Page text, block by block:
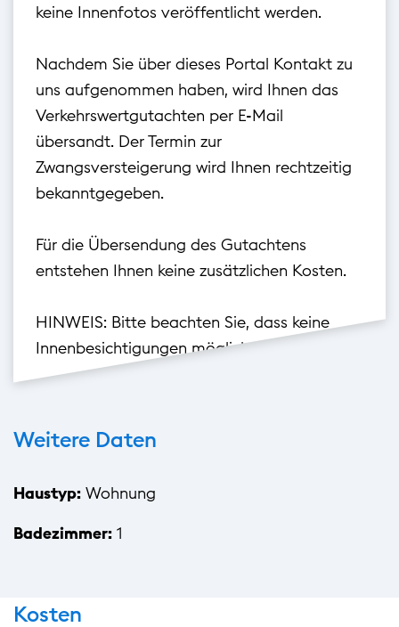
keine Innenfotos veröffentlicht werden.
Nachdem Sie über dieses Portal Kontakt zu
uns aufgenommen haben, wird Ihnen das
Verkehrswertgutachten per E-Mail
übersandt. Der Termin zur
Zwangsversteigerung wird Ihnen rechtzeitig
bekanntgegeben.
Für die Übersendung des Gutachtens
entstehen Ihnen keine zusätzlichen Kosten.
HINWEIS: Bitte beachten Sie, dass keine
Innenbesichtigungen möglich sind.
Weitere Daten
Haustyp: Wohnung
Badezimmer: 1
Kosten